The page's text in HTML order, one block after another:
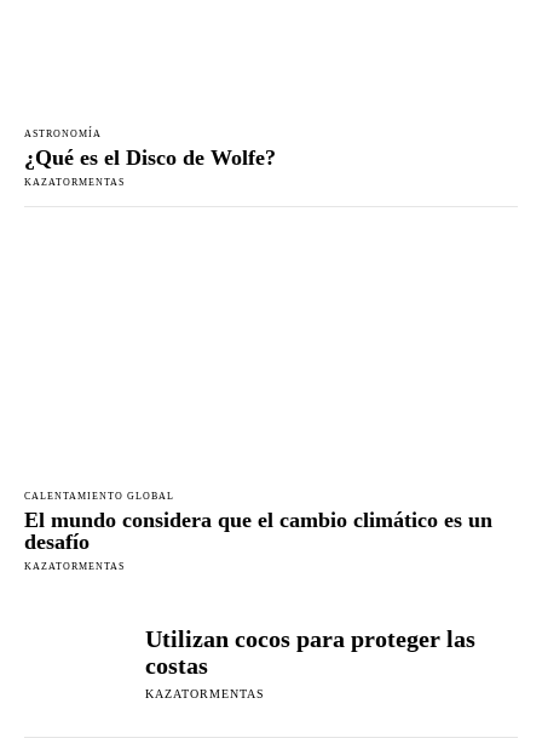
ASTRONOMÍA
¿Qué es el Disco de Wolfe?
KAZATORMENTAS
CALENTAMIENTO GLOBAL
El mundo considera que el cambio climático es un
desafío
KAZATORMENTAS
Utilizan cocos para proteger las
costas
KAZATORMENTAS